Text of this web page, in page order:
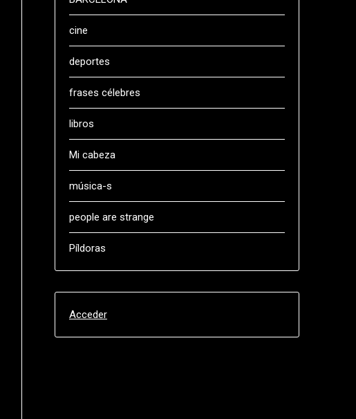
cine
deportes
frases célebres
libros
Mi cabeza
música-s
people are strange
Píldoras
Acceder